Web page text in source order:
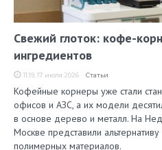
Свежий глоток: кофе-
ингредиентов
11:19, 17 июля 2026 Статьи
Кофейные корнеры уже стали
офисов и АЗС, а их модели
в основе дерево и металл. На
Москве представили
полимерных материалов.